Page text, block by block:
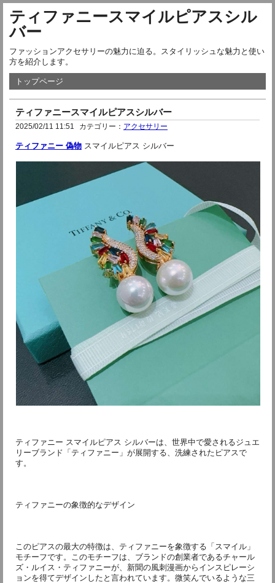
ティファニースマイルピアスシル
バー
ファッションアクセサリーの魅力に迫る。スタイリッシュな魅力と使い
方を紹介します。
トップページ
ティファニースマイルピアスシルバー
2025/02/11 11:51 カテゴリー： アクセサリー
ティファニー 偽物 スマイルピアス シルバー
ティファニー スマイルピアス シルバーは、世界中で愛されるジュエ
リーブランド「ティファニー」が展開する、洗練されたピアスで
す。
ティファニーの象徴的なデザイン
このピアスの最大の特徴は、ティファニーを象徴する「スマイル」
モチーフです。このモチーフは、ブランドの創業者であるチャール
ズ・ルイス・ティファニーが、新聞の風刺漫画からインスピレーシ
ョンを得てデザインしたと言われています。微笑んでいるような三